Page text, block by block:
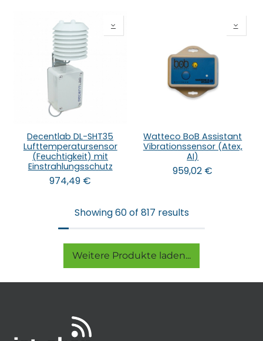
Decentlab DL-SHT35
Lufttemperatursensor
(Feuchtigkeit) mit
Einstrahlungsschutz
974,49 €
Watteco BoB Assistant
Vibrationssensor (Atex,
AI)
959,02 €
Showing 60 of 817 results
Weitere Produkte laden...